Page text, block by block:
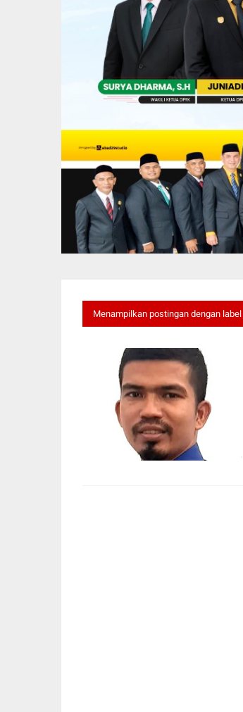
Menampilkan postingan dengan label